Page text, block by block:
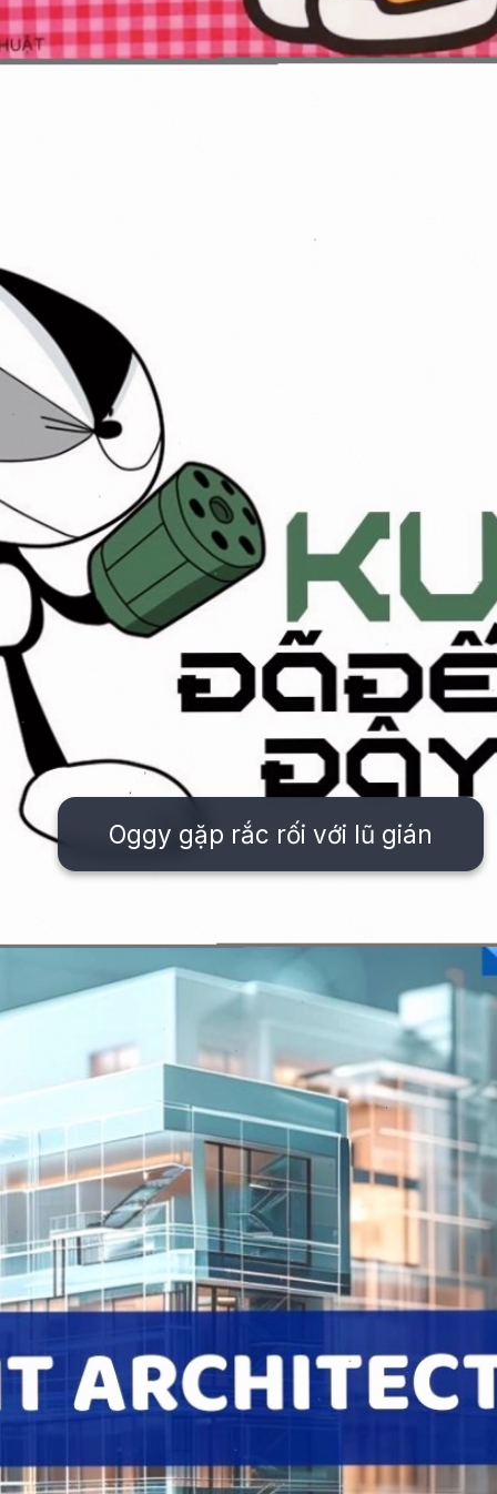
Oggy gặp rắc rối với lũ gián
Đang mởhttps://issiloo.edu.vn/nhan-vat-trong-oggy